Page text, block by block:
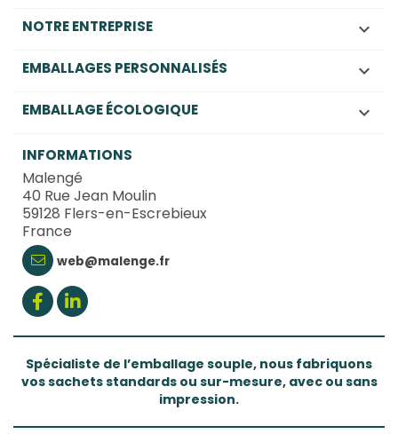
NOTRE ENTREPRISE 
EMBALLAGES PERSONNALISÉS 
EMBALLAGE ÉCOLOGIQUE 
INFORMATIONS
Malengé
40 Rue Jean Moulin
59128 Flers-en-Escrebieux
France
web@malenge.fr
Spécialiste de l’emballage souple, nous fabriquons
vos sachets standards ou sur-mesure, avec ou sans
impression.